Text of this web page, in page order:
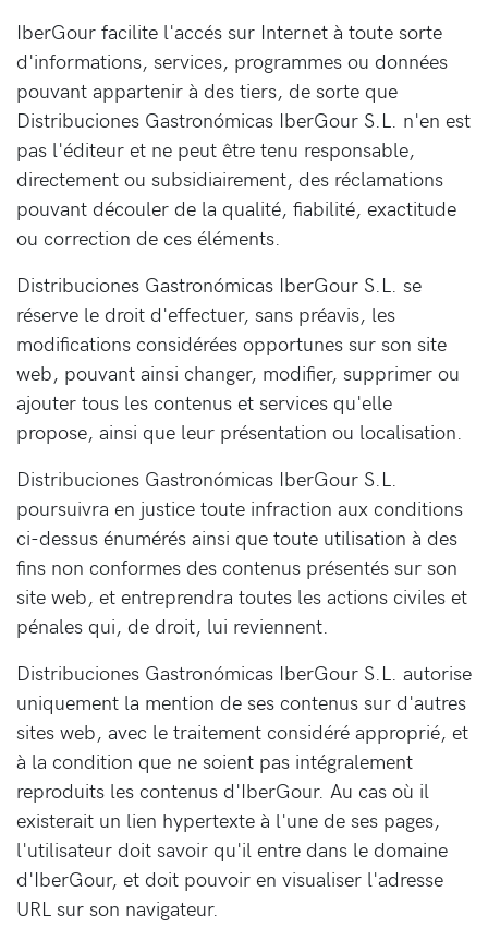
IberGour facilite l'accés sur Internet à toute sorte
d'informations, services, programmes ou données
pouvant appartenir à des tiers, de sorte que
Distribuciones Gastronómicas IberGour S.L. n'en est
pas l'éditeur et ne peut être tenu responsable,
directement ou subsidiairement, des réclamations
pouvant découler de la qualité, fiabilité, exactitude
ou correction de ces éléments.
Distribuciones Gastronómicas IberGour S.L. se
réserve le droit d'effectuer, sans préavis, les
modifications considérées opportunes sur son site
web, pouvant ainsi changer, modifier, supprimer ou
ajouter tous les contenus et services qu'elle
propose, ainsi que leur présentation ou localisation.
Distribuciones Gastronómicas IberGour S.L.
poursuivra en justice toute infraction aux conditions
ci-dessus énumérés ainsi que toute utilisation à des
fins non conformes des contenus présentés sur son
site web, et entreprendra toutes les actions civiles et
pénales qui, de droit, lui reviennent.
Distribuciones Gastronómicas IberGour S.L. autorise
uniquement la mention de ses contenus sur d'autres
sites web, avec le traitement considéré approprié, et
à la condition que ne soient pas intégralement
reproduits les contenus d'IberGour. Au cas où il
existerait un lien hypertexte à l'une de ses pages,
l'utilisateur doit savoir qu'il entre dans le domaine
d'IberGour, et doit pouvoir en visualiser l'adresse
URL sur son navigateur.